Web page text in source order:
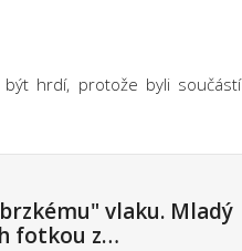
být hrdí, protože byli součástí
vlaku. Mladý
fotkou z…